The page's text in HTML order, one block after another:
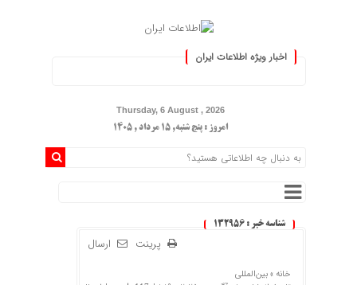
اخبار ویژه اطلاعات ایران
Thursday, 6 August , 2026
امروز : پنج شنبه, ۱۵ مرداد , ۱۴۰۵
شناسه خبر : 132956
ارسال پرینت
خانه »بین‌المللی